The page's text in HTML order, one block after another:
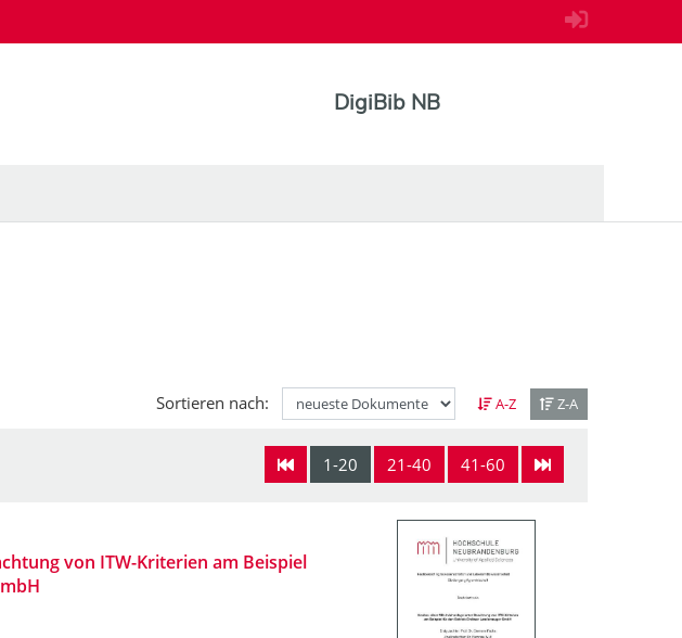
DigiBib NB
Sortieren nach: A-Z Z-A
1-20 21-40 41-60
von ITW-Kriterien am Beispiel